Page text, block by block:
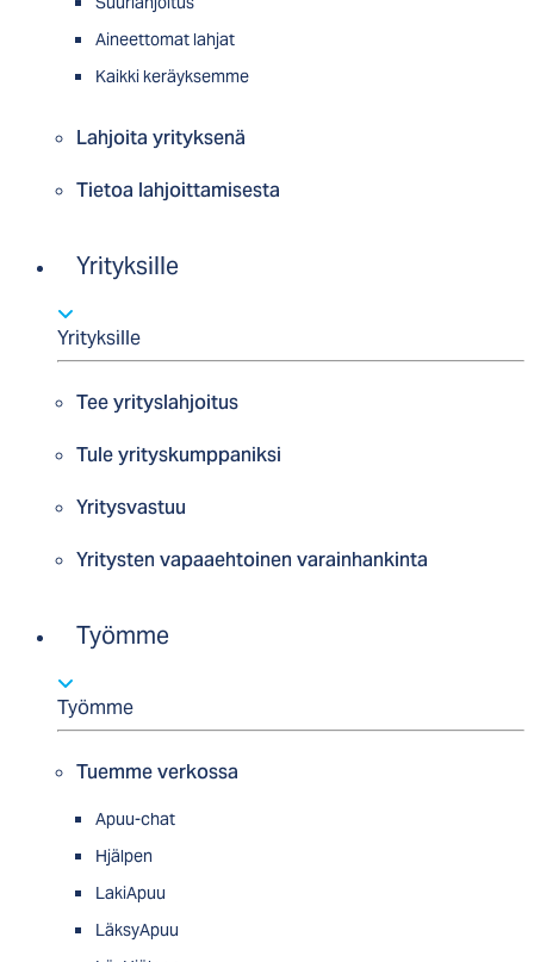
Aineettomat lahjat
Kaikki keräyksemme
Lahjoita yrityksenä
Tietoa lahjoittamisesta
Yrityksille
Yrityksille
Tee yrityslahjoitus
Tule yrityskumppaniksi
Yritysvastuu
Yritysten vapaaehtoinen varainhankinta
Työmme
Työmme
Tuemme verkossa
Apuu-chat
Hjälpen
LakiApuu
LäksyApuu